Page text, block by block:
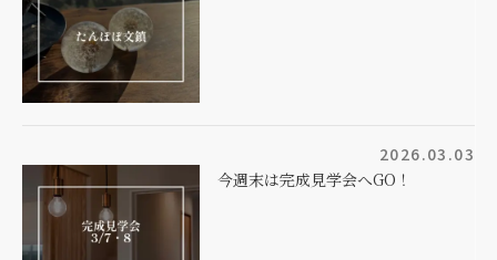
2026.03.03
今週末は完成見学会へGO！